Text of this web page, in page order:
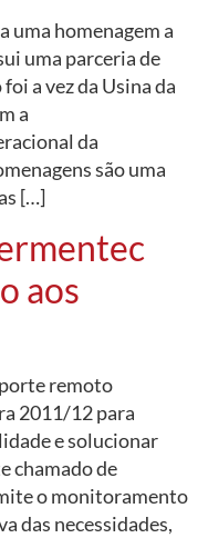
uma homenagem a
uma parceria de
a vez da Usina da
a
da
são uma
[…]
aos
remoto
2011/12 para
e solucionar
chamado de
o monitoramento
das necessidades,